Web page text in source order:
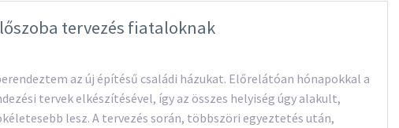
tervezés fiataloknak
az új építésű családi házukat. Előrelátóan hónapokkal a
tervek elkészítésével, így az összes helyiség úgy alakult,
lesz. A tervezés során, többszöri egyeztetés után,